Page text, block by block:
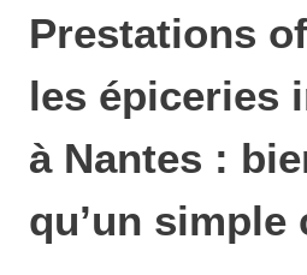
Prestations
les épiceries
à Nantes :
qu’un simple